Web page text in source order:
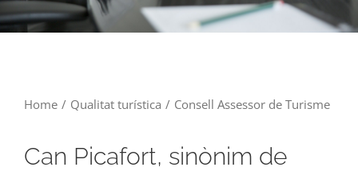
Home / Qualitat turística / Consell Assessor de Turisme
Can Picafort, sinònim de